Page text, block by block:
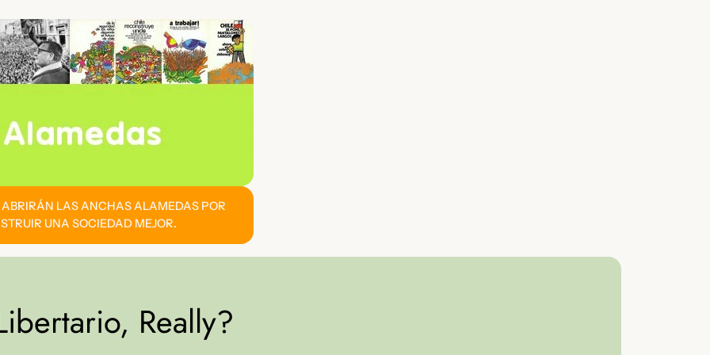
LAS ANCHAS ALAMEDAS POR
UNA SOCIEDAD MEJOR.
Really?